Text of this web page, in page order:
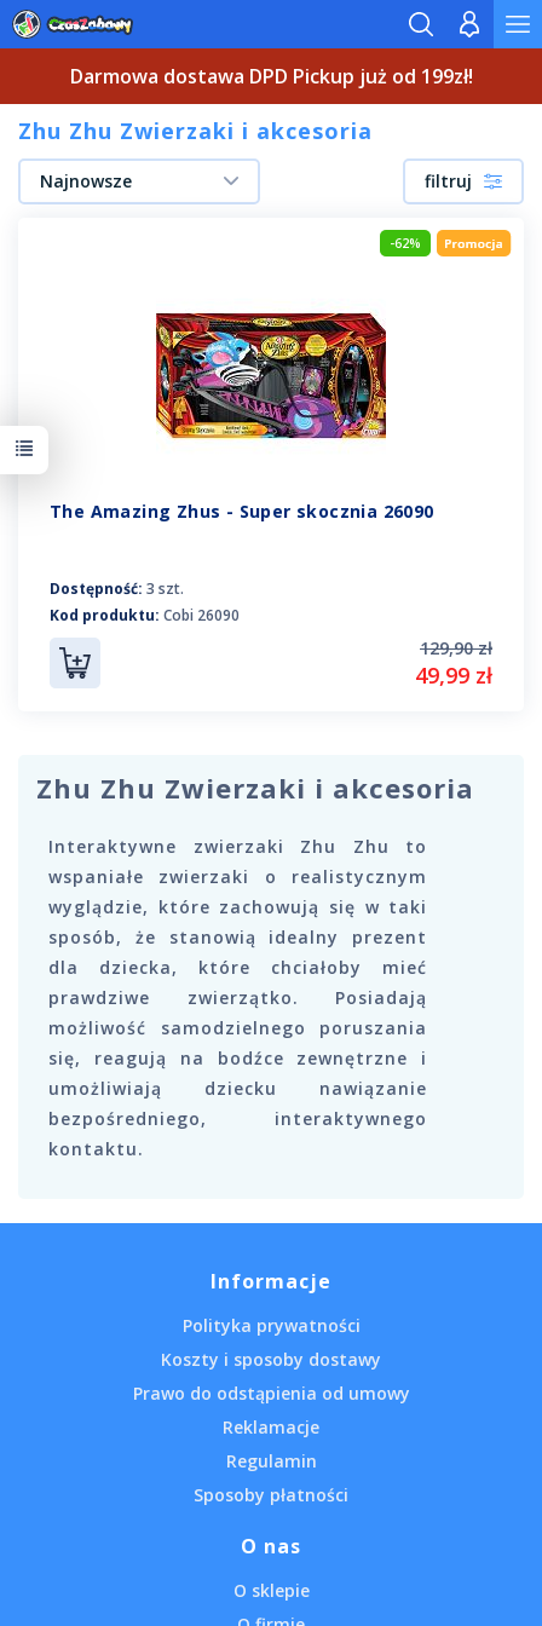
Darmowa dostawa DPD Pickup już od 199zł!
Zhu Zhu Zwierzaki i akcesoria
Najnowsze filtruj
-62%
The Amazing Zhus - Super skocznia 26090
Dostępność: 3 szt.
Kod produktu: Cobi 26090
129,90 zł
49,99 zł
Zhu Zhu Zwierzaki i akcesoria
Interaktywne zwierzaki Zhu Zhu to
wspaniałe zwierzaki o realistycznym
wyglądzie, które zachowują się w taki
sposób, że stanowią idealny prezent
dla dziecka, które chciałoby mieć
prawdziwe zwierzątko. Posiadają
możliwość samodzielnego poruszania
się, reagują na bodźce zewnętrzne i
umożliwiają dziecku nawiązanie
bezpośredniego, interaktywnego
kontaktu.
Informacje
Polityka prywatności
Koszty i sposoby dostawy
Prawo do odstąpienia od umowy
Reklamacje
Regulamin
Sposoby płatności
O nas
O sklepie